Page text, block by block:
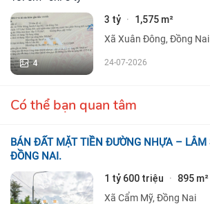
4
3 tỷ · 1,575 m²
Xã Xuân Đông, Đồng Nai
24-07-2026
Có thể bạn quan tâm
BÁN ĐẤT MẶT TIỀN ĐƯỜNG NHỰA – LÂM SAN CẨM MỸ,
ĐỒNG NAI.
1 tỷ 600 triệu · 895 m²
Xã Cẩm Mỹ, Đồng Nai